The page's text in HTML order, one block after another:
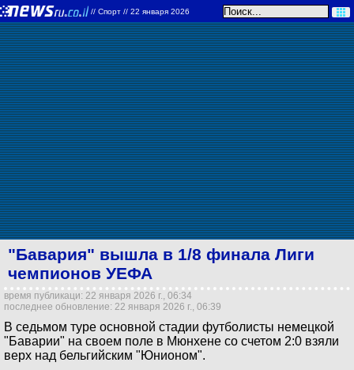
// Спорт // 22 января 2026
"Бавария" вышла в 1/8 финала Лиги
чемпионов УЕФА
время публикаци: 22 января 2026 г., 06:34
последнее обновление: 22 января 2026 г., 06:39
В седьмом туре основной стадии футболисты немецкой
"Баварии" на своем поле в Мюнхене со счетом 2:0 взяли
верх над бельгийским "Юнионом".